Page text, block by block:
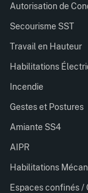
Autorisation de
Secourisme SST
Travail en Hauteur
Habilitations
Incendie
Gestes et Postures
Amiante SS4
AIPR
Habilitations
Espaces confinés /